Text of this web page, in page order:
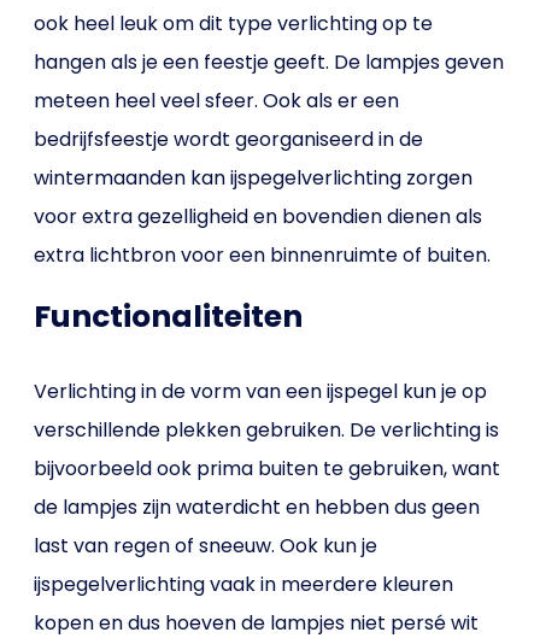
ook heel leuk om dit type verlichting op te
hangen als je een feestje geeft. De lampjes geven
meteen heel veel sfeer. Ook als er een
bedrijfsfeestje wordt georganiseerd in de
wintermaanden kan ijspegelverlichting zorgen
voor extra gezelligheid en bovendien dienen als
extra lichtbron voor een binnenruimte of buiten.
Functionaliteiten
Verlichting in de vorm van een ijspegel kun je op
verschillende plekken gebruiken. De verlichting is
bijvoorbeeld ook prima buiten te gebruiken, want
de lampjes zijn waterdicht en hebben dus geen
last van regen of sneeuw. Ook kun je
ijspegelverlichting vaak in meerdere kleuren
kopen en dus hoeven de lampjes niet persé wit